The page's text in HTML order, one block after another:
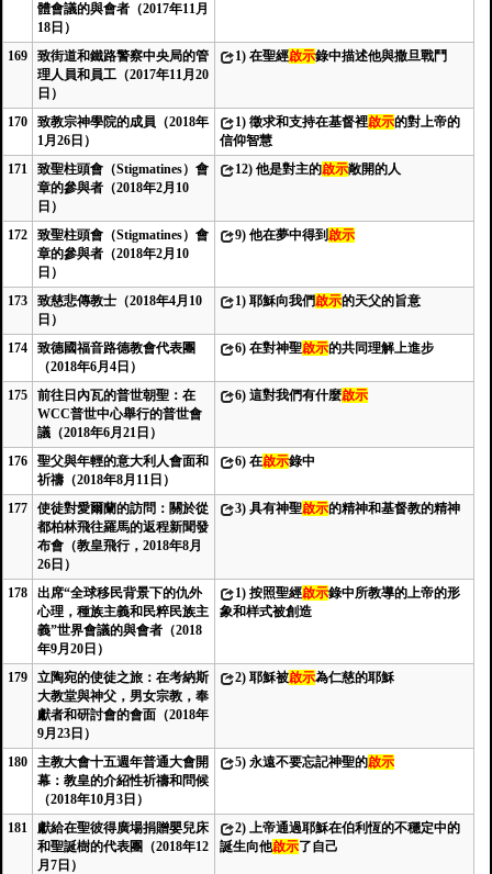
體會議的與會者（2017年11月
18日）
169
致街道和鐵路警察中央局的管
理人員和員工（2017年11月20
日）
1) 在聖經啟示錄中描述他與撒旦戰鬥
170
致教宗神學院的成員（2018年
1月26日）
1) 徵求和支持在基督裡啟示的對上帝的
信仰智慧
171
致聖柱頭會（Stigmatines）會
章的參與者（2018年2月10
日）
12) 他是對主的啟示敞開的人
172
致聖柱頭會（Stigmatines）會
章的參與者（2018年2月10
日）
9) 他在夢中得到啟示
173
致慈悲傳教士（2018年4月10
日）
1) 耶穌向我們啟示的天父的旨意
174
致德國福音路德教會代表團
（2018年6月4日）
6) 在對神聖啟示的共同理解上進步
175
前往日內瓦的普世朝聖：在
WCC普世中心舉行的普世會
議（2018年6月21日）
6) 這對我們有什麼啟示
176
聖父與年輕的意大利人會面和
祈禱（2018年8月11日）
6) 在啟示錄中
177
使徒對愛爾蘭的訪問：關於從
都柏林飛往羅馬的返程新聞發
布會（教皇飛行，2018年8月
26日）
3) 具有神聖啟示的精神和基督教的精神
178
出席“全球移民背景下的仇外
心理，種族主義和民粹民族主
義”世界會議的與會者（2018
年9月20日）
1) 按照聖經啟示錄中所教導的上帝的形
象和样式被創造
179
立陶宛的使徒之旅：在考納斯
大教堂與神父，男女宗教，奉
獻者和研討會的會面（2018年
9月23日）
2) 耶穌被啟示為仁慈的耶穌
180
主教大會十五週年普通大會開
幕：教皇的介紹性祈禱和問候
（2018年10月3日）
5) 永遠不要忘記神聖的啟示
181
獻給在聖彼得廣場捐贈嬰兒床
和聖誕樹的代表團（2018年12
月7日）
2) 上帝通過耶穌在伯利恆的不穩定中的
誕生向他啟示了自己